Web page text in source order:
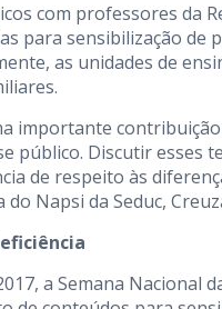
com professores da
para sensibilização de
as unidades de
importante
público. Discutir esses
de respeito às
Napsi da Seduc,
a Semana Nacional